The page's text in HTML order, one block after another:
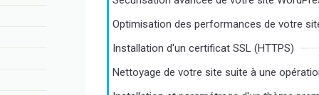
Optimisation des performances de votre
Installation d'un certificat SSL (HTTPS)
Nettoyage de votre site suite à une